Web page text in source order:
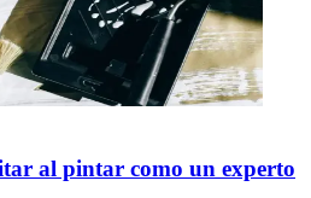
al pintar como un experto